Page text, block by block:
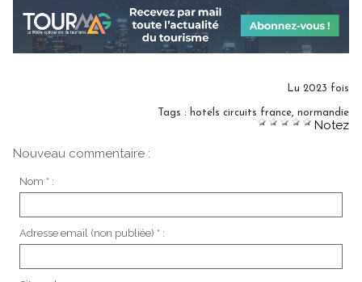
Lu 2023 fois
Tags : hotels circuits france, normandie
Notez
Nouveau commentaire :
Nom * :
Adresse email (non publiée) * :